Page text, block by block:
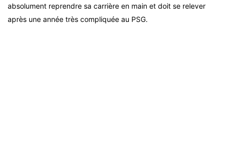
absolument reprendre sa carrière en main et doit se relever
après une année très compliquée au PSG.